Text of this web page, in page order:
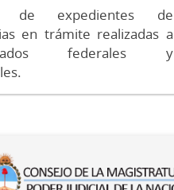
de expedientes de
en trámite realizadas a
federales y